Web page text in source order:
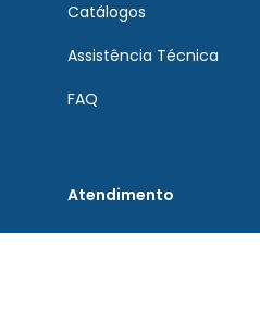
Catálogos
Assistência Técnica
FAQ
Atendimento
Contato